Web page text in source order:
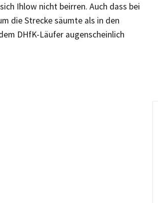
Ihlow nicht beirren. Auch dass bei
die Strecke säumte als in den
DHfK-Läufer augenscheinlich